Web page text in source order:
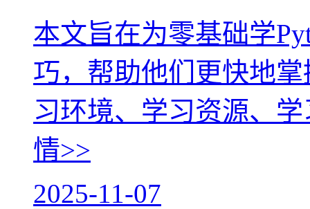
本文旨在为零基础学
巧，帮助他们更快地
习环境、学习资源、
情>>
2025-11-07